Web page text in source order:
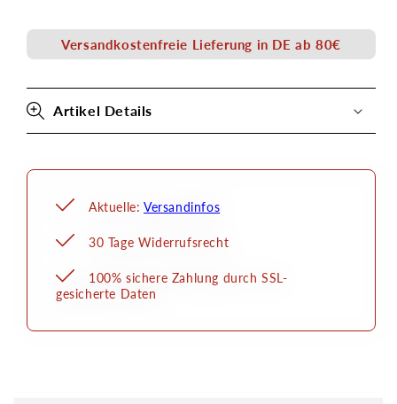
Versandkostenfreie Lieferung in DE ab 80€
Artikel Details
Aktuelle: Versandinfos
30 Tage Widerrufsrecht
100% sichere Zahlung durch SSL-
gesicherte Daten